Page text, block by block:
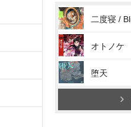
オトノケ
堕天